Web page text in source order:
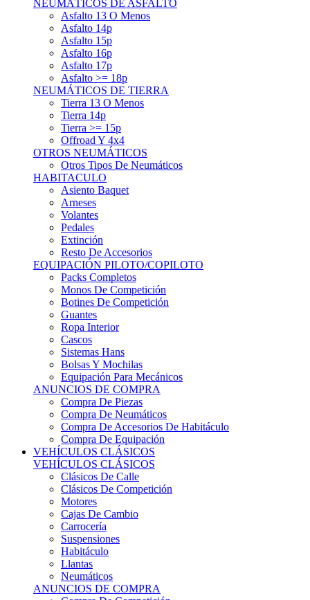
NEUMÁTICOS DE ASFALTO
Asfalto 13 O Menos
Asfalto 14p
Asfalto 15p
Asfalto 16p
Asfalto 17p
Asfalto >= 18p
NEUMÁTICOS DE TIERRA
Tierra 13 O Menos
Tierra 14p
Tierra >= 15p
Offroad Y 4x4
OTROS NEUMÁTICOS
Otros Tipos De Neumáticos
HABITACULO
Asiento Baquet
Arneses
Volantes
Pedales
Extinción
Resto De Accesorios
EQUIPACIÓN PILOTO/COPILOTO
Packs Completos
Monos De Competición
Botines De Competición
Guantes
Ropa Interior
Cascos
Sistemas Hans
Bolsas Y Mochilas
Equipación Para Mecánicos
ANUNCIOS DE COMPRA
Compra De Piezas
Compra De Neumáticos
Compra De Accesorios De Habitáculo
Compra De Equipación
VEHÍCULOS CLÁSICOS
VEHÍCULOS CLÁSICOS
Clásicos De Calle
Clásicos De Competición
Motores
Cajas De Cambio
Carrocería
Suspensiones
Habitáculo
Llantas
Neumáticos
ANUNCIOS DE COMPRA